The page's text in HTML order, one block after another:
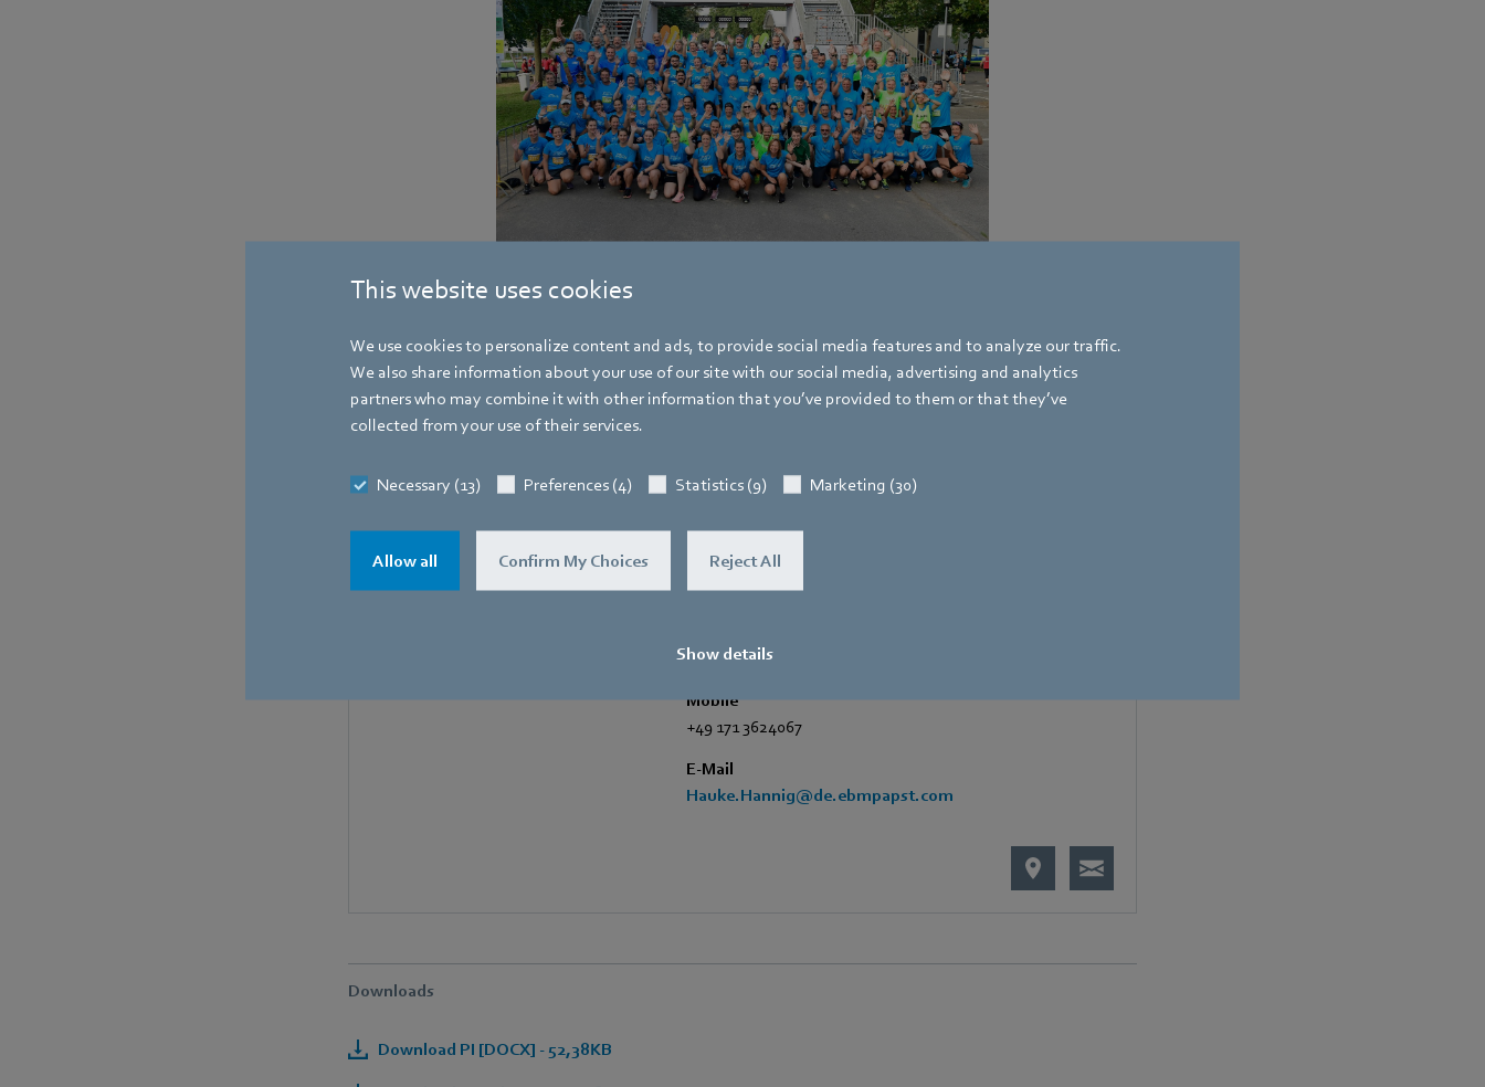
This website uses cookies
We use cookies to personalize content and ads, to provide social media features and to analyze our traffic.
We also share information about your use of our site with our social media, advertising and analytics
partners who may combine it with other information that you’ve provided to them or that they’ve
collected from your use of their services.
Necessary (13) Preferences (4) Statistics (9) Marketing (30)
Allow all Confirm My Choices Reject All
Show details
Hauke Hannig
Adresse
Telefon
+49 7938 81-7105
+49 7938 81-97105
Mobile
+49 171 3624067
E-Mail
Hauke.Hannig@de.ebmpapst.com
Downloads
Download PI [DOCX] - 52,38KB